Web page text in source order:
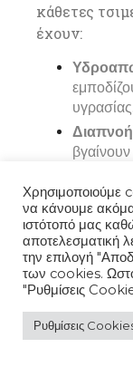
κάθετες
έχουν:
υγρασίας.
Διαπνοή
Αντοχή
ο
όψης.
Με αυτόν τον
παραμένουν
χωρίς
Χρησιμοποιούμε
να κάνουμε
ιστότοπό μας
αποτελεσματική
την επιλογή
των cookies.
"Ρυθμίσεις
Ρυθμίσεις